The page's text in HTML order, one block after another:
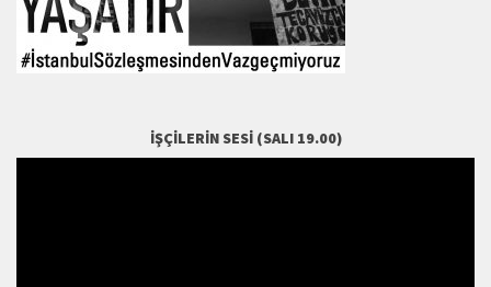
İŞÇILERIN SESI (SALI 19.00)